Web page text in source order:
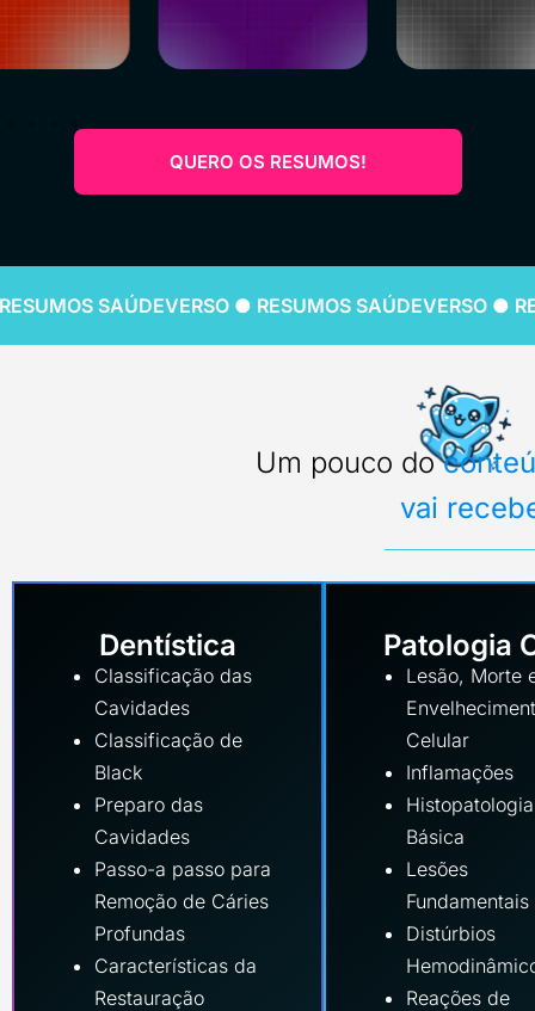
QUERO OS RESUMOS!
SAÚDEVERSO ● RESUMOS SAÚDEVERSO ●
Um pouco do
vai
Dentística
Classificação das
Cavidades
Classificação de
Black
Preparo das
Cavidades
Passo-a passo para
Remoção de Cáries
Profundas
Características da
Restauração
Patologia
Lesão, Morte
Celular
Inflamações
Histopatologia
Básica
Lesões
Fundamentais
Distúrbios
Reações de